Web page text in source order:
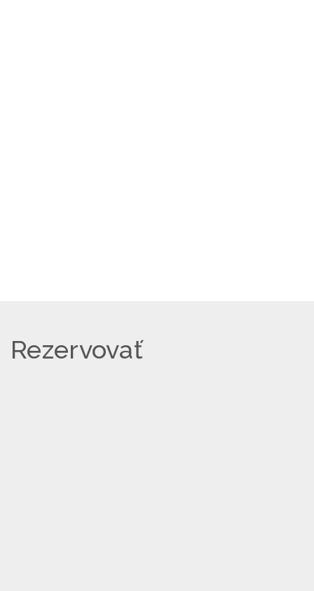
Rezervovať